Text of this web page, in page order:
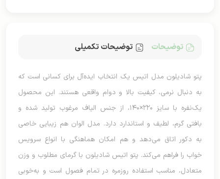
توضیحات توضیحات تکمیلی
پتو شادیلون مدل اتیس یک انتخاب ایده‌آل برای کسانی است که
به دنبال نرمی، کیفیت بالا و دوام واقعی هستند. این محصول
یک‌نفره با سایز ۲۲۰×۱۴۰، از جنس الیاف مرغوب تولید شده و
بافتی گرم، لطیف و استاندارد دارد. مدل الوان هم زیبایی خاصی
به دکور اتاق می‌دهد و هم امکان هماهنگی با انواع سرویس
خواب را فراهم می‌کند. پتو اتیس شادیلون با گرمای مطلوب و وزن
متعادل، مناسب استفاده روزمره در تمام فصول است و به‌خوبی